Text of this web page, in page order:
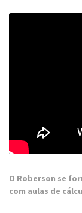
O Roberson se
com aulas de